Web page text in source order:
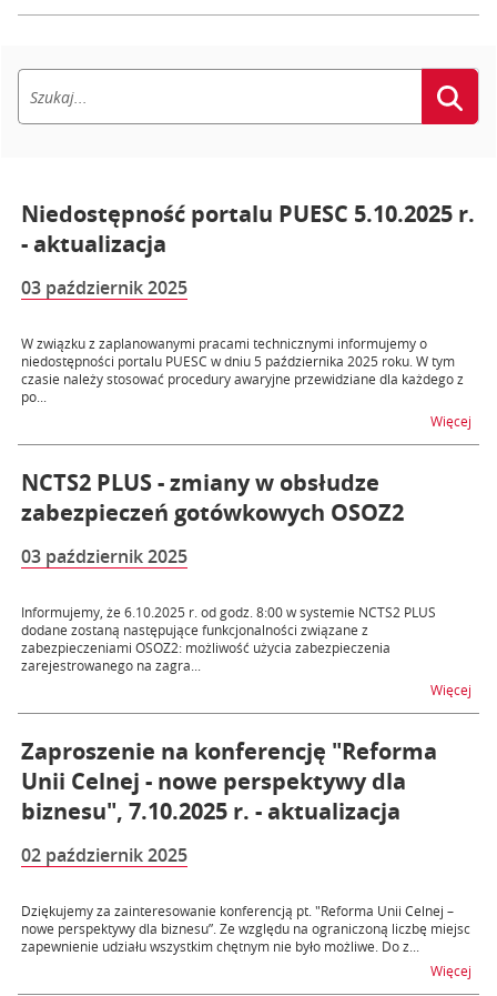
Niedostępność portalu PUESC 5.10.2025 r.
- aktualizacja
03 październik 2025
W związku z zaplanowanymi pracami technicznymi informujemy o
niedostępności portalu PUESC w dniu 5 października 2025 roku. W tym
czasie należy stosować procedury awaryjne przewidziane dla każdego z
po...
Więcej
NCTS2 PLUS - zmiany w obsłudze
zabezpieczeń gotówkowych OSOZ2
03 październik 2025
Informujemy, że 6.10.2025 r. od godz. 8:00 w systemie NCTS2 PLUS
dodane zostaną następujące funkcjonalności związane z
zabezpieczeniami OSOZ2: możliwość użycia zabezpieczenia
zarejestrowanego na zagra...
Więcej
Zaproszenie na konferencję "Reforma
Unii Celnej - nowe perspektywy dla
biznesu", 7.10.2025 r. - aktualizacja
02 październik 2025
Dziękujemy za zainteresowanie konferencją pt. "Reforma Unii Celnej –
nowe perspektywy dla biznesu”. Ze względu na ograniczoną liczbę miejsc
zapewnienie udziału wszystkim chętnym nie było możliwe. Do z...
Więcej